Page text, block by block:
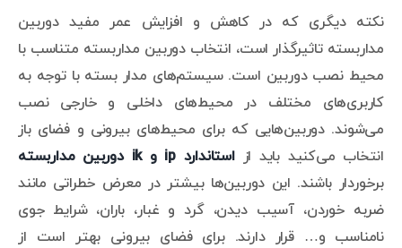
نکته دیگری که در کاهش و افزایش عمر مفید دوربین
مداربسته تاثیرگذار است، انتخاب دوربین مداربسته متناسب با
محیط نصب دوربین است. سیستم‌های مدار بسته با توجه به
کاربری‌های مختلف در محیط‌های داخلی و خارجی نصب
می‌شوند. دوربین‌هایی که برای محیط‌های بیرونی و فضای باز
انتخاب می‌کنید باید ازاستاندارد ip و ik دوربین مداربسته
برخوردار باشند. این دوربین‌ها بیشتر در معرض خطراتی مانند
ضربه خوردن، آسیب دیدن، گرد و غبار، باران، شرایط جوی
نامناسب و… قرار دارند. برای فضای بیرونی بهتر است از